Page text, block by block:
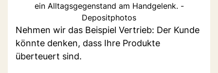
ein Alltagsgegenstand am Handgelenk. -
Depositphotos
Nehmen wir das Beispiel Vertrieb: Der Kunde
könnte denken, dass Ihre Produkte
überteuert sind.